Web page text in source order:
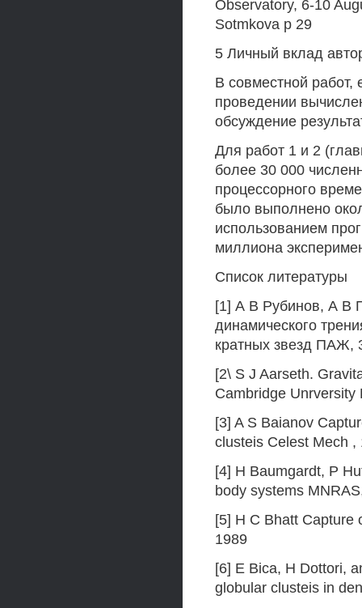
Observatory, 6-10
Sotmkova p 29
5 Личный вклад
В совместной работ,
проведении
обсуждение
Для работ 1 и 2
более 30 000
процессорного
было выполнено
использованием
миллиона
Список литературы
[1] А В Рубинов, А В
динамического
кратных звезд ПАЖ,
[2\ S J Aarseth.
Cambridge Unrversity
[3] A S Baianov
clusteis Celest Mech ,
[4] H Baumgardt, P
body systems
[5] H С Bhatt Capture
1989
[6] E Bica, H Dottori,
globular clusteis in